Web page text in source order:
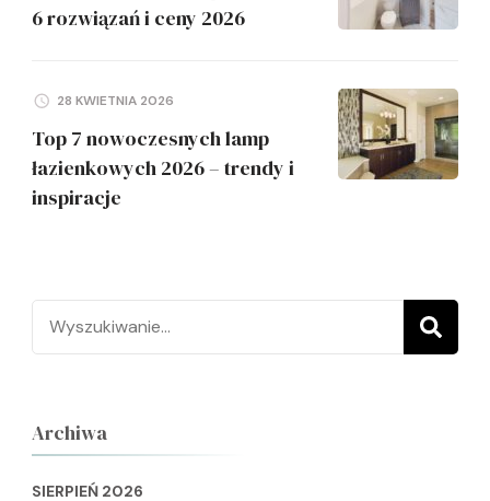
6 rozwiązań i ceny 2026
28 KWIETNIA 2026
Top 7 nowoczesnych lamp
łazienkowych 2026 – trendy i
inspiracje
Szukaj:
Archiwa
SIERPIEŃ 2026